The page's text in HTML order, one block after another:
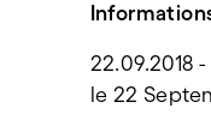
22.09.2018
le 22